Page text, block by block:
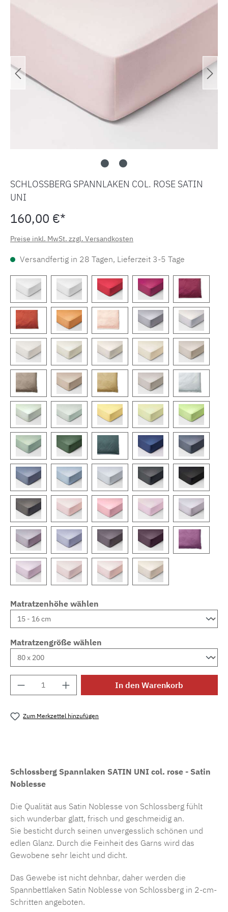
SCHLOSSBERG SPANNLAKEN COL. ROSE SATIN
UNI
160,00 €*
Preise inkl. MwSt. zzgl. Versandkosten
Versandfertig in 28 Tagen, Lieferzeit 3-5 Tage
Matratzenhöhe wählen
Matratzengröße wählen
Produkt Anzahl: Gib den gewünschten
In den Warenkorb
Zum Merkzettel hinzufügen
Schlossberg Spannlaken SATIN UNI col. rose - Satin
Noblesse
Die Qualität aus Satin Noblesse von Schlossberg fühlt
sich wunderbar glatt, frisch und geschmeidig an.
Sie besticht durch seinen unvergesslich schönen und
edlen Glanz. Durch die Feinheit des Garns wird das
Gewobene sehr leicht und dicht.
Das Gewebe ist nicht dehnbar, daher werden die
Spannbettlaken Satin Noblesse von Schlossberg in 2-cm-
Schritten angeboten.